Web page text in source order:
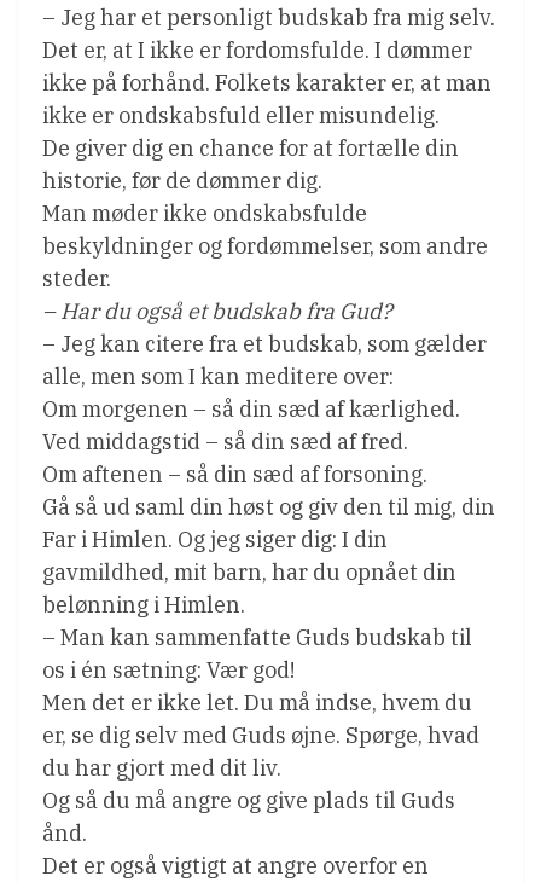
– Jeg har et personligt budskab fra mig selv.
Det er, at I ikke er fordomsfulde. I dømmer
ikke på forhånd. Folkets karakter er, at man
ikke er ondskabsfuld eller misundelig.
De giver dig en chance for at fortælle din
historie, før de dømmer dig.
Man møder ikke ondskabsfulde
beskyldninger og fordømmelser, som andre
steder.
– Har du også et budskab fra Gud?
– Jeg kan citere fra et budskab, som gælder
alle, men som I kan meditere over:
Om morgenen – så din sæd af kærlighed.
Ved middagstid – så din sæd af fred.
Om aftenen – så din sæd af forsoning.
Gå så ud saml din høst og giv den til mig, din
Far i Himlen. Og jeg siger dig: I din
gavmildhed, mit barn, har du opnået din
belønning i Himlen.
– Man kan sammenfatte Guds budskab til
os i én sætning: Vær god!
Men det er ikke let. Du må indse, hvem du
er, se dig selv med Guds øjne. Spørge, hvad
du har gjort med dit liv.
Og så du må angre og give plads til Guds
ånd.
Det er også vigtigt at angre overfor en